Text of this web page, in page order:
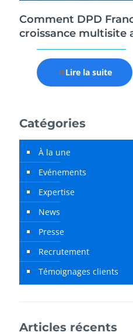
Comment DPD
croissance multisite
Lire la suite
Catégories
À la une
Evénements
Expertise
News
Presse
Recrutement
Témoignages clients
Articles récents